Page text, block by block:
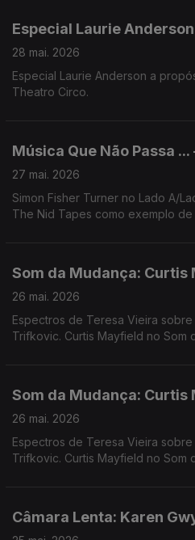
Especial Laurie Anderson
28 mai. 2026
Especial Laurie Anderson a
Theatro Circo.
Música Que Não Passa
27 mai. 2026
Simon Fisher Turner no Lado A/
The Nid Tapes como exemplo de
Som da Mudança: Curtis
26 mai. 2026
Espectros de Teresa Vieira
Trifkovic. Curtis Mayfield no Som
Som da Mudança: Curtis
26 mai. 2026
Espectros de Teresa Vieira
Trifkovic. Curtis Mayfield no Som
Câmara Lenta: Karen